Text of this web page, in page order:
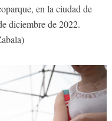
en la ciudad de
diciembre de 2022.